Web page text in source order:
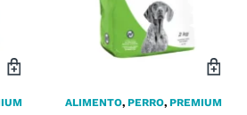
ALIMENTO, PERRO, PREMIUM